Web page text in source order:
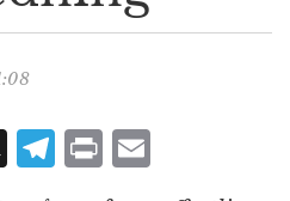
n
S
T P
ri
m